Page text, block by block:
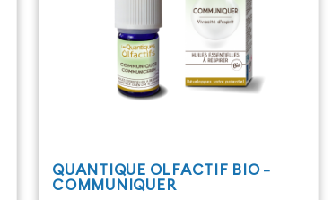
QUANTIQUE OLFACTIF BIO -
COMMUNIQUER